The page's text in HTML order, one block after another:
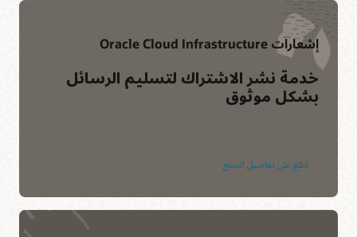
إشعارات Oracle Cloud Infrastructure
خدمة نشر الاشتراك لتسليم الرسائل
بشكل موثوق
اطلع على تفاصيل المنتج